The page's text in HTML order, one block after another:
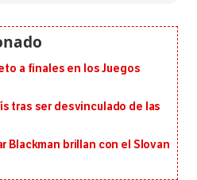
a finales en los Juegos
tras ser desvinculado de las
Blackman brillan con el Slovan